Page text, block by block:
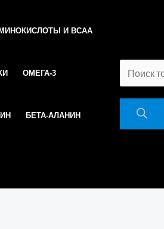
И ВСАА
ОМЕГА-3
БЕТА-АЛАНИН
ПОИСК
ТОВАРОВ